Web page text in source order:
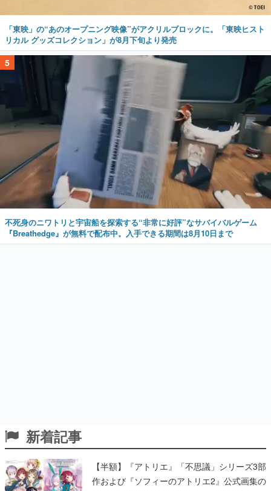
「東映」の“あのオープニング映像”がアクリルブロックに。「東映ヒスト
リカル グッズコレクション」が8月下旬より発売
5
不死身のニワトリと宇宙船を探索する“非常に好評”なサバイバルゲーム
『Breathedge』が無料で配布中。入手できる期間は8月10日まで
新着記事
【半額】『アトリエ』「不思議」シリーズ3部
作および『ソフィーのアトリエ2』公式画集の